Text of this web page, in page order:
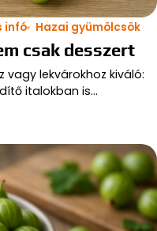
infó Hazai gyümölcsök
csak desszert
vagy lekvárokhoz kiváló:
italokban is…